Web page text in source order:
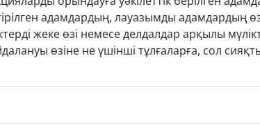
адамдардың, лауазымды адамдардың
жеке өзі немесе делдалдар арқылы
өзіне не үшінші тұлғаларға, сол